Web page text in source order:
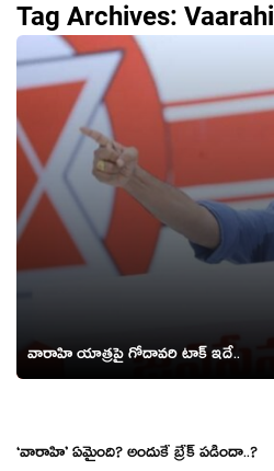
Tag Archives: Vaarahi
వారాహి యాత్రపై గోదావ‌రి టాక్ ఇదే..
‘వారాహి’ ఏమైంది? అందుకే బ్రేక్ ప‌డిందా..?